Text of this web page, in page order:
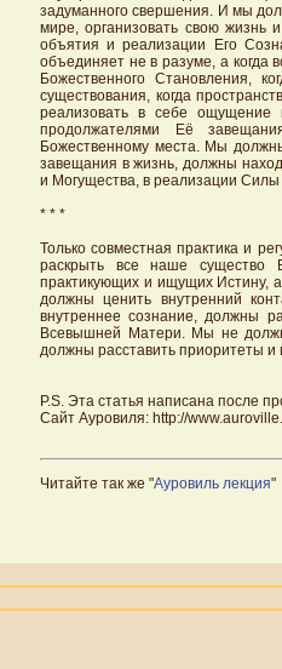
задуманного свершения. И мы
мире, организовать свою жизнь
объятия и реализации Его
объединяет не в разуме, а
Божественного Становления,
существования, когда
реализовать в себе ощущение
продолжателями Её
Божественному места. Мы
завещания в жизнь, должны
и Могущества, в реализации
* * *
Только совместная практика и
раскрыть все наше существо
практикующих и ищущих Истину,
должны ценить внутренний
внутреннее сознание, должны
Всевышней Матери. Мы не
должны расставить приоритеты и
P.S. Эта статья написана после
Сайт Ауровиля: http://
Читайте так же "Ауровиль лекция"